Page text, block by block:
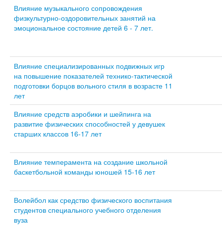
Влияние музыкального сопровождения
физкультурно-оздоровительных занятий на
эмоциональное состояние детей 6 - 7 лет.
Влияние специализированных подвижных игр
на повышение показателей технико-тактической
подготовки борцов вольного стиля в возрасте 11
лет
Влияние средств аэробики и шейпинга на
развитие физических способностей у девушек
старших классов 16-17 лет
Влияние темперамента на создание школьной
баскетбольной команды юношей 15-16 лет
Волейбол как средство физического воспитания
студентов специального учебного отделения
вуза